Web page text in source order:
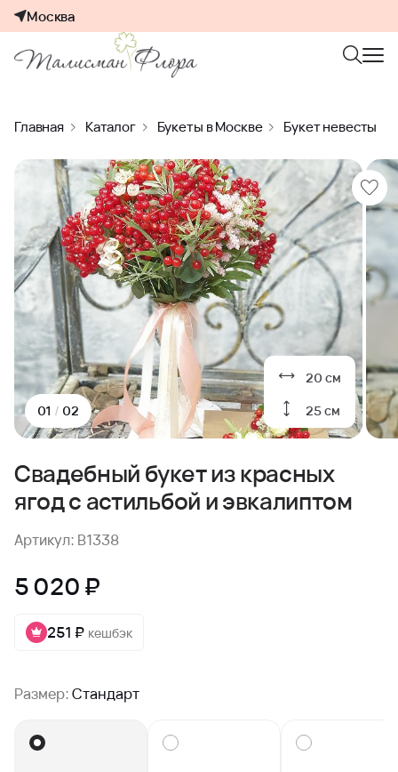
Москва
Главная Каталог Букеты в Москве Букет невесты
20 см
25 см
01 / 02
Свадебный букет из красных
ягод с астильбой и эвкалиптом
Артикул: B1338
5 020 ₽
251 ₽ кешбэк
Размер:Стандарт